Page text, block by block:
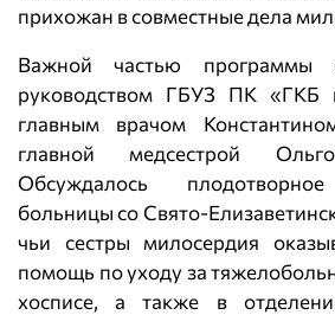
прихожан в совместные дела
Важной частью программы
руководством ГБУЗ ПК «ГКБ
главным врачом
главной медсестрой
Обсуждалось плодотворное
больницы со Свято-
чьи сестры милосердия
помощь по уходу за
хосписе, а также в